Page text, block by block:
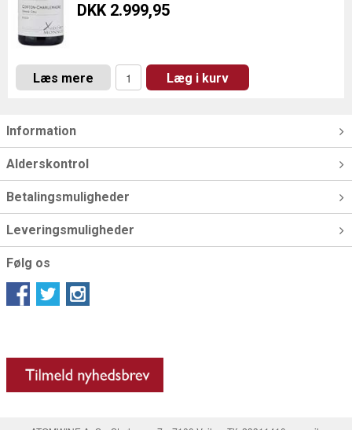
DKK 2.999,95
Læs mere Læg i kurv
Information
Alderskontrol
Betalingsmuligheder
Leveringsmuligheder
Følg os